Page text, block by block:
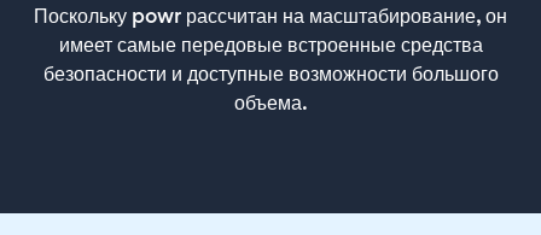
Поскольку powr рассчитан на масштабирование, он
имеет самые передовые встроенные средства
безопасности и доступные возможности большого
объема.